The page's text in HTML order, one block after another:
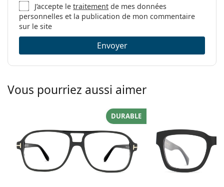
J’accepte letraitement de mes données
personnelles et la publication de mon commentaire
sur le site
Envoyer
Vous pourriez aussi aimer
DURABLE